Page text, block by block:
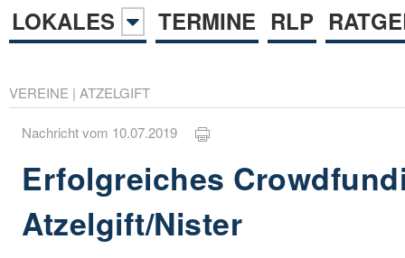
LOKALES
TERMINE RLP
VEREINE | ATZELGIFT
Nachricht vom 10.07.2019
Erfolgreiches
Atzelgift/Nister